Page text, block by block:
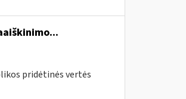
pridėtinės vertės